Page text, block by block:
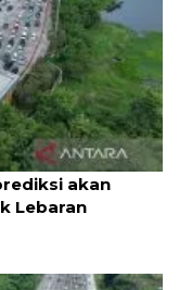
akan
Lebaran